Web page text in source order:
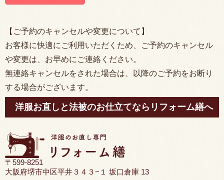
【ご予約のキャンセルや変更について】
お客様に快適にご利用いただくため、ご予約のキャンセル
や変更は、お早めにご連絡ください。
無連絡キャンセルをされた場合は、以降のご予約をお断り
する場合がございます。
洋服お直しと法被のお仕立てならリフォーム繕へ
〒599-8251
大阪府堺市中区平井３４３−１ 坂口倉庫 13